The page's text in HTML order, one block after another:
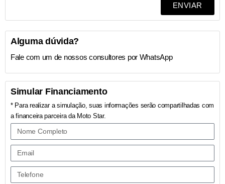
ENVIAR
Simular Financiamento
* Para realizar a simulação, suas informações serão compartilhadas com
a financeira parceira da Moto Star.
Alguma dúvida?
Fale com um de nossos consultores por WhatsApp